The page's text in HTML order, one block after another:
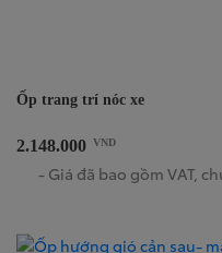
Ốp trang trí nóc xe
2.148.000 VND
- Giá đã bao gồm VAT,